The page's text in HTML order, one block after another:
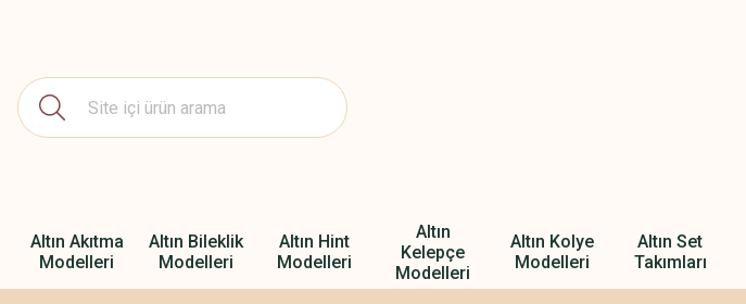
Altın Akıtma
Modelleri
Altın Bileklik
Modelleri
Altın Hint
Modelleri
Altın
Kelepçe
Modelleri
Altın Kolye
Modelleri
Altın Set
Takımları